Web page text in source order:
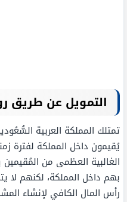
التمويل عن طريق
تمتلك المملكة العربية
يُقيمون داخل المملكة لفترة
الغالبية العظمى من
بهم داخل المملكة، لكنهم لا
رأس المال الكافي لإنشاء